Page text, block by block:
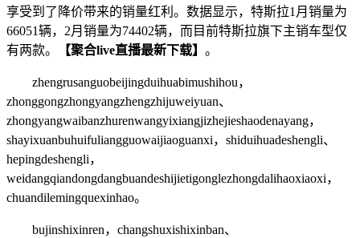
享受到了降价带来的销量红利。数据显示，特斯拉1月销量为
66051辆，2月销量为74402辆，而目前特斯拉旗下主销车型仅
有两款。
【聚合live直播最新下载】 。
zhengrusanguobeijingduihuabimushihou，
zhonggongzhongyangzhengzhijuweiyuan、
zhongyangwaibanzhurenwangyixiangjizhejieshaodenayang，
shayixuanbuhuifuliangguowaijiaoguanxi，shiduihuadeshengli、
hepingdeshengli，
weidangqiandongdangbuandeshijietigonglezhongdalihaoxiaoxi，
chuandilemingquexinhao。
bujinshixinren，changshuxishixinban、